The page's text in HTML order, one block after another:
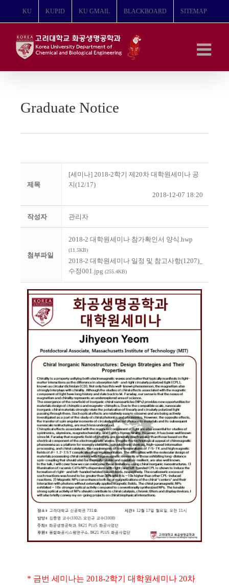
뛰
KU KUPID KU GMAIL BLACKBOARD SITEMAP
Graduate Notice
제목
[세미나] 2018-2학기 제20차 대학원세미나 공
지(12/17)
2018-12-07 18:20
작성자 관리자
첨부파일
2018-2 대학원세미나 참가확인서 양식.hwp
(11.5KB)
2018-2 대학원세미나 일정 및 참고사항(1207)_
수정001.jpg (255.4KB)
* 금번 세미나는 2018-2학기 대학원세미나 20차